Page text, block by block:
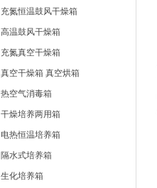
充氮恒温鼓风干燥箱
高温鼓风干燥箱
充氮真空干燥箱
真空干燥箱 真空烘箱
热空气消毒箱
干燥培养两用箱
电热恒温培养箱
隔水式培养箱
生化培养箱